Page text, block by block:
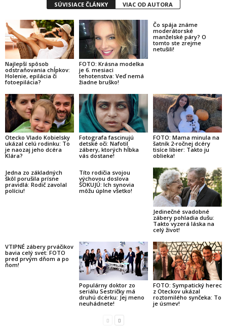
SÚVISIACE ČLÁNKY VIAC OD AUTORA
Najlepší spôsob
odstraňovania chĺpkov:
Holenie, epilácia či
fotoepilácia?
FOTO: Krásna modelka
je 6. mesiaci
tehotenstva: Veď nemá
žiadne bruško!
Čo spája známe
moderátorské
manželské páry? O
tomto ste zrejme
netušili!
Otecko Vlado Kobielsky
ukázal celú rodinku: To
je naozaj jeho dcéra
Klára?
Fotografa fascinujú
detské oči: Nafotil
zábery, ktorých hĺbka
vás dostane!
FOTO: Mama minula na
šatník 2-ročnej dcéry
tisíce libier: Takto ju
oblieka!
Jedna zo základných
škôl porušila prísne
pravidlá: Rodič zavolal
políciu!
Títo rodičia svojou
výchovou doslova
ŠOKUJÚ: Ich synovia
môžu úplne všetko!
Jedinečné svadobné
zábery pohladia dušu:
Takto vyzerá láska na
celý život!
VTIPNÉ zábery prváčikov
bavia celý svet: FOTO
pred prvým dňom a po
ňom!
Populárny doktor zo
seriálu Sestričky má
druhú dcérku: Jej meno
neuhádnete!
FOTO: Sympatický herec
z Oteckov ukázal
roztomilého synčeka: To
je úsmev!